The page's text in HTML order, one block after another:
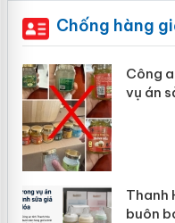
Chống hàng
Công
vụ án
Thanh
buôn